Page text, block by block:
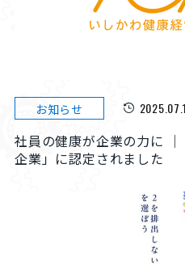
お知らせ
社員の健康が企業の力に
企業」に認定されました